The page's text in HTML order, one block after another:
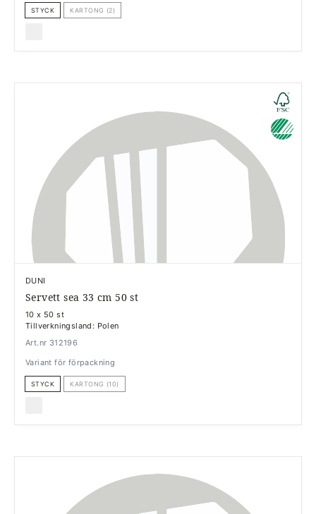
STYCK KARTONG (2)
DUNI
Servett sea 33 cm 50 st
10 x 50 st
Tillverkningsland: Polen
Art.nr 312196
Variant för förpackning
STYCK KARTONG (10)